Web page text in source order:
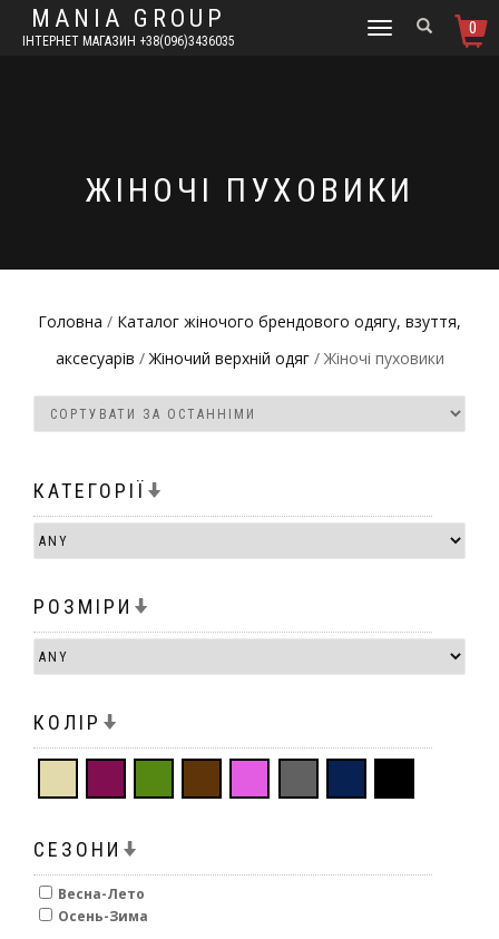
MANIA GROUP
ІНТЕРНЕТ МАГАЗИН +38(096)3436035
TOGGLE
0
ЖІНОЧІ ПУХОВИКИ
Головна / Каталог жіночого брендового одягу, взуття,
аксесуарів /Жіночий верхній одяг/ Жіночі пуховики
КАТЕГОРІЇ
РОЗМІРИ
КОЛІР
СЕЗОНИ
Весна-Лето
Осень-Зима